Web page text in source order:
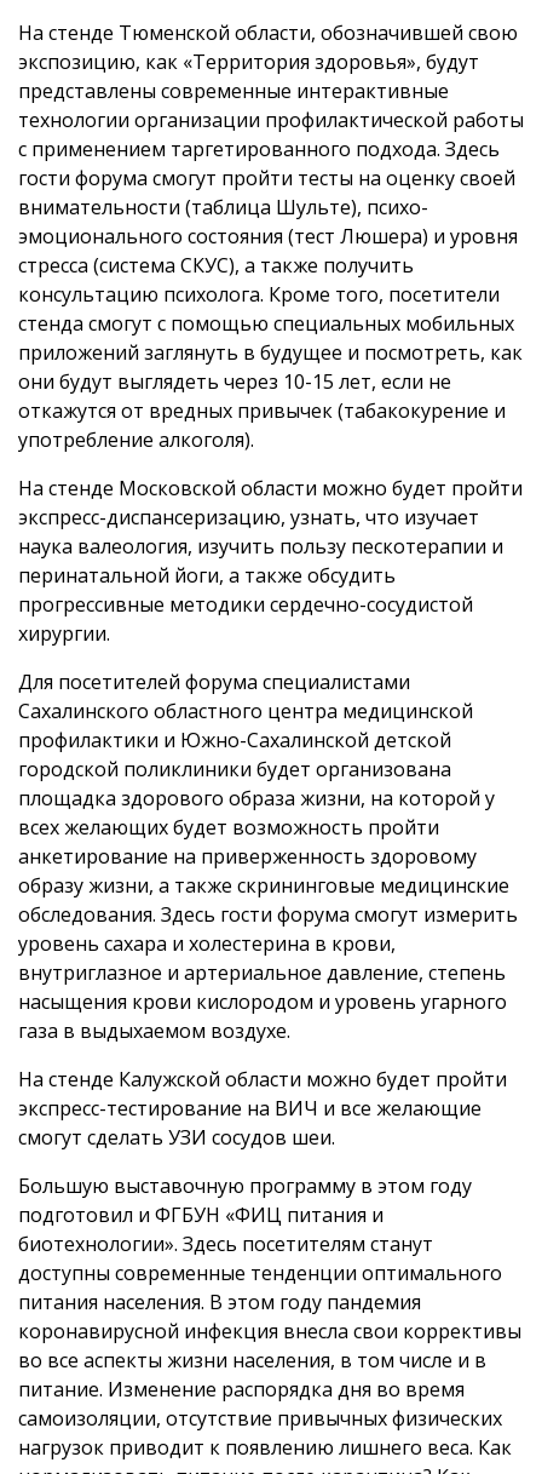
На стенде Тюменской области, обозначившей свою
экспозицию, как «Территория здоровья», будут
представлены современные интерактивные
технологии организации профилактической работы
с применением таргетированного подхода. Здесь
гости форума смогут пройти тесты на оценку своей
внимательности (таблица Шульте), психо-
эмоционального состояния (тест Люшера) и уровня
стресса (система СКУС), а также получить
консультацию психолога. Кроме того, посетители
стенда смогут с помощью специальных мобильных
приложений заглянуть в будущее и посмотреть, как
они будут выглядеть через 10-15 лет, если не
откажутся от вредных привычек (табакокурение и
употребление алкоголя).
На стенде Московской области можно будет пройти
экспресс-диспансеризацию, узнать, что изучает
наука валеология, изучить пользу пескотерапии и
перинатальной йоги, а также обсудить
прогрессивные методики сердечно-сосудистой
хирургии.
Для посетителей форума специалистами
Сахалинского областного центра медицинской
профилактики и Южно-Сахалинской детской
городской поликлиники будет организована
площадка здорового образа жизни, на которой у
всех желающих будет возможность пройти
анкетирование на приверженность здоровому
образу жизни, а также скрининговые медицинские
обследования. Здесь гости форума смогут измерить
уровень сахара и холестерина в крови,
внутриглазное и артериальное давление, степень
насыщения крови кислородом и уровень угарного
газа в выдыхаемом воздухе.
На стенде Калужской области можно будет пройти
экспресс-тестирование на ВИЧ и все желающие
смогут сделать УЗИ сосудов шеи.
Большую выставочную программу в этом году
подготовил и ФГБУН «ФИЦ питания и
биотехнологии». Здесь посетителям станут
доступны современные тенденции оптимального
питания населения. В этом году пандемия
коронавирусной инфекция внесла свои коррективы
во все аспекты жизни населения, в том числе и в
питание. Изменение распорядка дня во время
самоизоляции, отсутствие привычных физических
нагрузок приводит к появлению лишнего веса. Как